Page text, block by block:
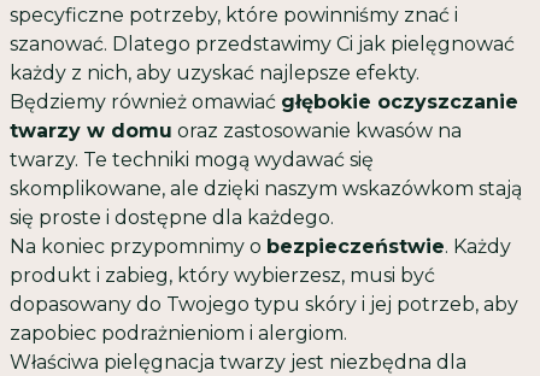
specyficzne potrzeby, które powinniśmy znać i
szanować. Dlatego przedstawimy Ci jak pielęgnować
każdy z nich, aby uzyskać najlepsze efekty.
Będziemy również omawiać głębokie oczyszczanie
twarzy w domu oraz zastosowanie kwasów na
twarzy. Te techniki mogą wydawać się
skomplikowane, ale dzięki naszym wskazówkom stają
się proste i dostępne dla każdego.
Na koniec przypomnimy o bezpieczeństwie. Każdy
produkt i zabieg, który wybierzesz, musi być
dopasowany do Twojego typu skóry i jej potrzeb, aby
zapobiec podrażnieniom i alergiom.
Właściwa pielęgnacja twarzy jest niezbędna dla